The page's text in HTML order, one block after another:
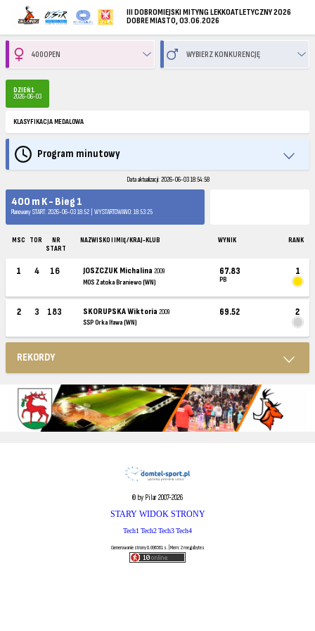
III DOBROMIEJSKI MITYNG LEKKOATLETYCZNY 2026
DOBRE MIASTO, 03.06.2026
DZIEŃ 1
2026-06-03
KLASYFIKACJA MEDALOWA
Program minutowy
Data aktualizacji: 2026-06-03 18:54:58
400 m K - Bieg 1
Planowany START: 2026-06-03 18:52 | WYSTARTOWANO: 18:53:25
MSC TOR
NR
START
NAZWISKO I IMIĘ / KRAJ-KLUB WYNIK RANK
1 4 16 JOSZCZUK Michalina2009
MOS Zatoka Braniewo (WN)
67.83
PB
1
2 3 183 SKORUPSKA Wiktoria2009
SSP Orka Iława (WN)
69.52 2
REKORDY
© by Pilar 2007-2026
STARY WIDOK STRONY
Tech1 Tech2Tech3Tech4
Generowanie strony 0.096561 s. | Mem: 2 megabytes